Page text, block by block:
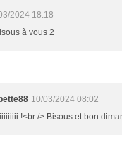
2024 18:18
à vous 2
10/03/2024 08:02
!<br /> Bisous et bon